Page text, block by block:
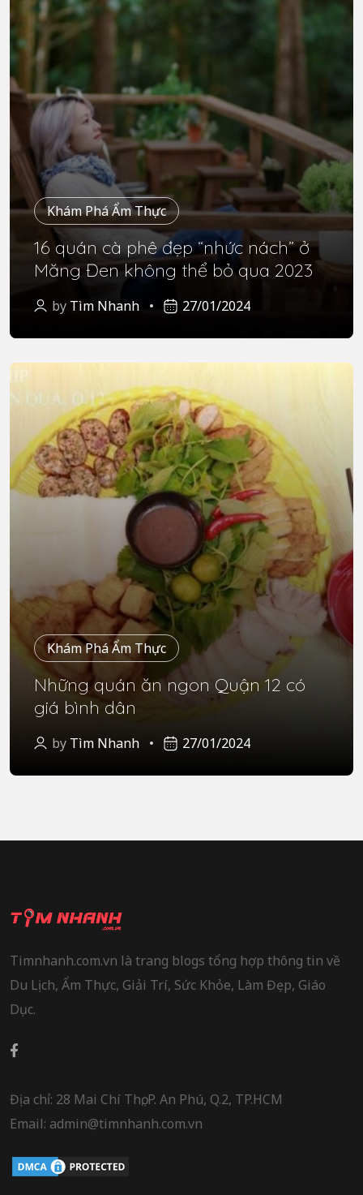
Khám Phá Ẩm Thực
16 quán cà phê đẹp “nhức nách” ở
Măng Đen không thể bỏ qua 2023
by Tìm Nhanh 27/01/2024
Khám Phá Ẩm Thực
Những quán ăn ngon Quận 12 có
giá bình dân
by Tìm Nhanh 27/01/2024
Timnhanh.com.vn là trang blogs tổng hợp thông tin về
Du Lịch, Ẩm Thực, Giải Trí, Sức Khỏe, Làm Đẹp, Giáo
Dục.
Địa chỉ: 28 Mai Chí Thọ, P. An Phú, Q.2, TP.HCM
Email: admin@timnhanh.com.vn